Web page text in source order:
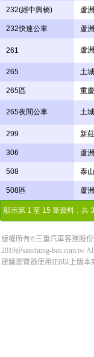
232(經中興橋) 蘆洲
232快速公車 蘆洲
261 蘆洲
265
土城
265區 重
265夜間公車 土城
299 新莊
306 蘆洲
508 泰
508區 蘆洲
顯示第 1 至 15 筆資料，共
版權所有©三重汽車客運股份
2019@sanchung-bus.com.tw
建議瀏覽器使用IE8以上版本